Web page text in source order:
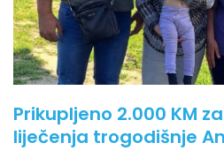
Prikupljeno 2.000 KM
liječenja trogodišnje